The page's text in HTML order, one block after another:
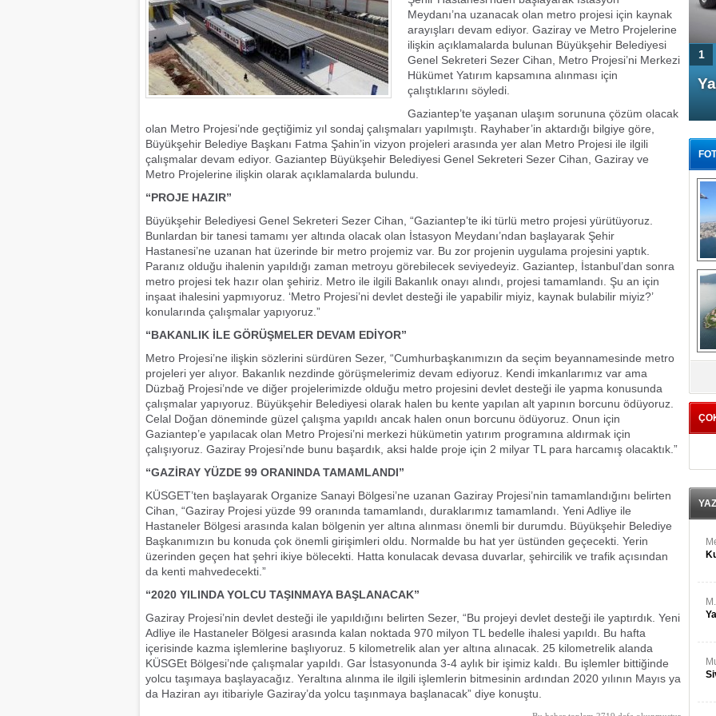
Meydanı’na uzanacak olan metro projesi için kaynak
arayışları devam ediyor. Gaziray ve Metro Projelerine
ilişkin açıklamalarda bulunan Büyükşehir Belediyesi
Genel Sekreteri Sezer Cihan, Metro Projesi’ni Merkezi
Hükümet Yatırım kapsamına alınması için
çalıştıklarını söyledi.
Gaziantep’te yaşanan ulaşım sorununa çözüm olacak
olan Metro Projesi’nde geçtiğimiz yıl sondaj çalışmaları yapılmıştı. Rayhaber’in aktardığı bilgiye göre,
Büyükşehir Belediye Başkanı Fatma Şahin’in vizyon projeleri arasında yer alan Metro Projesi ile ilgili
çalışmalar devam ediyor. Gaziantep Büyükşehir Belediyesi Genel Sekreteri Sezer Cihan, Gaziray ve
Metro Projelerine ilişkin olarak açıklamalarda bulundu.
“PROJE HAZIR”
Büyükşehir Belediyesi Genel Sekreteri Sezer Cihan, “Gaziantep’te iki türlü metro projesi yürütüyoruz.
Bunlardan bir tanesi tamamı yer altında olacak olan İstasyon Meydanı’ndan başlayarak Şehir
Hastanesi’ne uzanan hat üzerinde bir metro projemiz var. Bu zor projenin uygulama projesini yaptık.
Paranız olduğu ihalenin yapıldığı zaman metroyu görebilecek seviyedeyiz. Gaziantep, İstanbul’dan sonra
metro projesi tek hazır olan şehiriz. Metro ile ilgili Bakanlık onayı alındı, projesi tamamlandı. Şu an için
inşaat ihalesini yapmıyoruz. ‘Metro Projesi’ni devlet desteği ile yapabilir miyiz, kaynak bulabilir miyiz?’
konularında çalışmalar yapıyoruz.”
“BAKANLIK İLE GÖRÜŞMELER DEVAM EDİYOR”
Metro Projesi’ne ilişkin sözlerini sürdüren Sezer, “Cumhurbaşkanımızın da seçim beyannamesinde metro
projeleri yer alıyor. Bakanlık nezdinde görüşmelerimiz devam ediyoruz. Kendi imkanlarımız var ama
Düzbağ Projesi’nde ve diğer projelerimizde olduğu metro projesini devlet desteği ile yapma konusunda
çalışmalar yapıyoruz. Büyükşehir Belediyesi olarak halen bu kente yapılan alt yapının borcunu ödüyoruz.
Celal Doğan döneminde güzel çalışma yapıldı ancak halen onun borcunu ödüyoruz. Onun için
Gaziantep’e yapılacak olan Metro Projesi’ni merkezi hükümetin yatırım programına aldırmak için
çalışıyoruz. Gaziray Projesi’nde bunu başardık, aksi halde proje için 2 milyar TL para harcamış olacaktık.”
“GAZİRAY YÜZDE 99 ORANINDA TAMAMLANDI”
KÜSGET’ten başlayarak Organize Sanayi Bölgesi’ne uzanan Gaziray Projesi’nin tamamlandığını belirten
Cihan, “Gaziray Projesi yüzde 99 oranında tamamlandı, duraklarımız tamamlandı. Yeni Adliye ile
Hastaneler Bölgesi arasında kalan bölgenin yer altına alınması önemli bir durumdu. Büyükşehir Belediye
Başkanımızın bu konuda çok önemli girişimleri oldu. Normalde bu hat yer üstünden geçecekti. Yerin
üzerinden geçen hat şehri ikiye bölecekti. Hatta konulacak devasa duvarlar, şehircilik ve trafik açısından
da kenti mahvedecekti.”
“2020 YILINDA YOLCU TAŞINMAYA BAŞLANACAK”
Gaziray Projesi’nin devlet desteği ile yapıldığını belirten Sezer, “Bu projeyi devlet desteği ile yaptırdık. Yeni
Adliye ile Hastaneler Bölgesi arasında kalan noktada 970 milyon TL bedelle ihalesi yapıldı. Bu hafta
içerisinde kazma işlemlerine başlıyoruz. 5 kilometrelik alan yer altına alınacak. 25 kilometrelik alanda
KÜSGEt Bölgesi’nde çalışmalar yapıldı. Gar İstasyonunda 3-4 aylık bir işimiz kaldı. Bu işlemler bittiğinde
yolcu taşımaya başlayacağız. Yeraltına alınma ile ilgili işlemlerin bitmesinin ardından 2020 yılının Mayıs ya
da Haziran ayı itibariyle Gaziray’da yolcu taşınmaya başlanacak” diye konuştu.
4 Kapılı AMG GT Coupe
1